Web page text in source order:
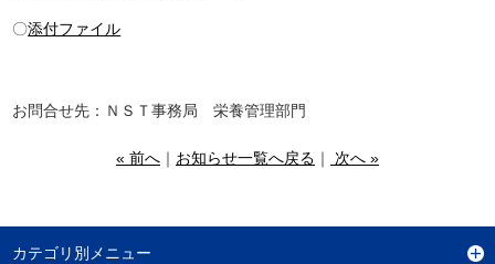
〇添付ファイル
お問合せ先：ＮＳＴ事務局 栄養管理部門
« 前へ｜ お知らせ一覧へ戻る ｜ 次へ »
カテゴリ別メニュー